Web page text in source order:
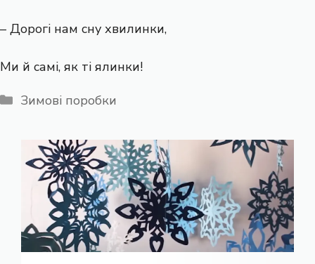
– Дорогі нам сну хвилинки,
Ми й самі, як ті ялинки!
Категорії
Зимові поробки